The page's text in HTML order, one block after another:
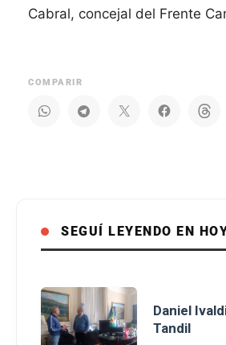
Cabral, concejal del Frente
COMPARIR
SEGUÍ LEYENDO EN
Daniel
Tandil